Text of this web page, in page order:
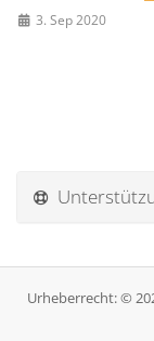
3. Sep 2020
Urheberrecht: ©